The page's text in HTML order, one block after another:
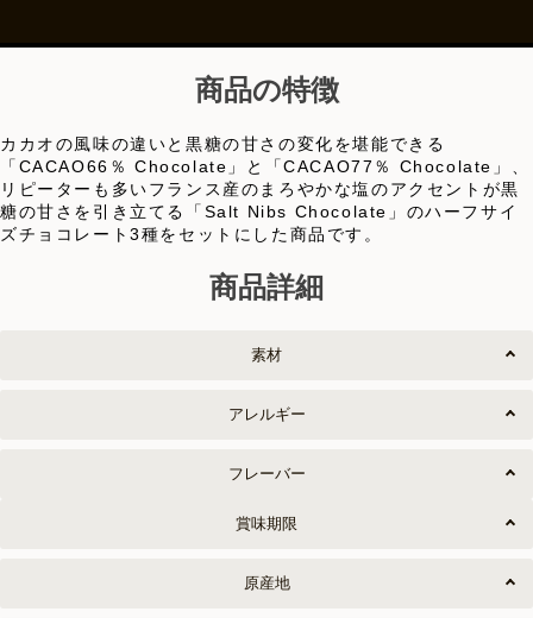
商品の特徴
カカオの風味の違いと黒糖の甘さの変化を堪能できる
「CACAO66％ Chocolate」と「CACAO77％ Chocolate」、
リピーターも多いフランス産のまろやかな塩のアクセントが黒
糖の甘さを引き立てる「Salt Nibs Chocolate」のハーフサイ
ズチョコレート3種をセットにした商品です。
商品詳細
素材
アレルギー
フレーバー
賞味期限
原産地